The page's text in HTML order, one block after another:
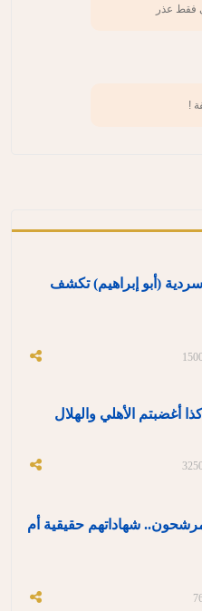
فقط عذر
!
(أبو إبراهيم) تكشف
أغضبتم الأهلي والهلال
شهاداتهم حقيقية أم